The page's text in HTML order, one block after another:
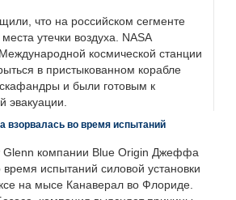
что на российском сегменте
утечки воздуха. NASA
космической станции
в пристыкованном корабле
и были готовым к
эвакуации.
взорвалась во время испытаний
Glenn компании Blue Origin Джеффа
время испытаний силовой установки
на мысе Канаверал во Флориде.